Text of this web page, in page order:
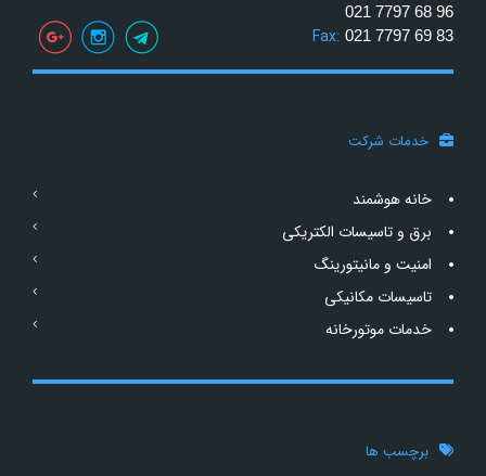
021 7797 68 96
021 7797 69 83
Fax:
خدمات شرکت
خانه هوشمند
برق و تاسیسات الکتریکی
امنیت و مانیتورینگ
تاسیسات مکانیکی
خدمات موتورخانه
برچسب ها